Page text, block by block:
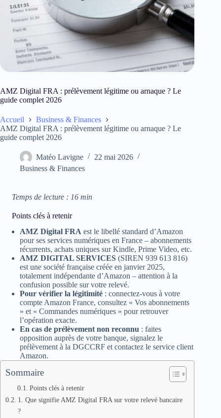
AMZ Digital FRA : prélèvement légitime ou arnaque ? Le
guide complet 2026
Accueil
Business & Finances
AMZ Digital FRA : prélèvement légitime ou arnaque ? Le
guide complet 2026
Matéo Lavigne
22 mai 2026
Business & Finances
Temps de lecture : 16 min
Points clés à retenir
AMZ Digital FRA est le libellé standard d’Amazon
pour ses services numériques en France – abonnements
récurrents, achats uniques sur Kindle, Prime Video, etc.
AMZ DIGITAL SERVICES (SIREN 939 613 816)
est une société française créée en janvier 2025,
totalement indépendante d’Amazon – attention à la
confusion possible sur votre relevé.
Pour vérifier la légitimité : connectez-vous à votre
compte Amazon France, consultez « Vos abonnements
» et « Commandes numériques » pour retrouver
l’opération exacte.
En cas de prélèvement non reconnu : faites
opposition auprès de votre banque, signalez le
prélèvement à la DGCCRF et contactez le service client
Amazon.
Sommaire
Points clés à retenir
1. Que signifie AMZ Digital FRA sur votre relevé bancaire
?